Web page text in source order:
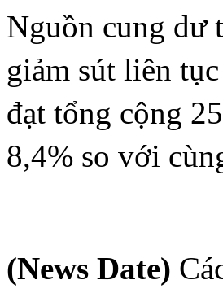
Nguồn cung dư
giảm sút liên
đạt tổng cộng
8,4% so với
(News Date)